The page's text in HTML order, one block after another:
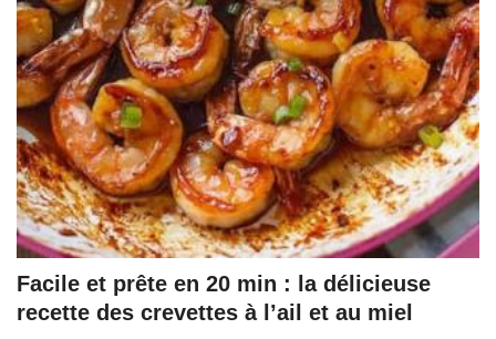
Facile et prête en 20 min : la délicieuse
recette des crevettes à l’ail et au miel